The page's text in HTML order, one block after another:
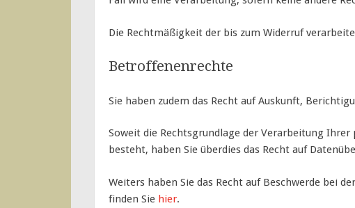
Die Rechtmäßigkeit der bis zum Widerruf
Betroffenenrechte
Sie haben zudem das Recht auf Auskunft,
Soweit die Rechtsgrundlage der Verarbeitung
besteht, haben Sie überdies das Recht auf
Weiters haben Sie das Recht auf Beschwerde bei
finden Sie hier.